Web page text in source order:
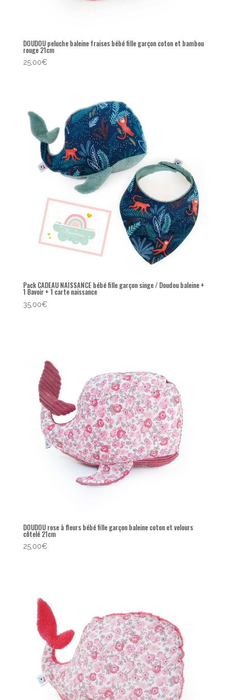
DOUDOU peluche baleine fraises bébé fille garçon coton et bambou
rouge 21cm
25,00€
Pack CADEAU NAISSANCE bébé fille garçon singe / Doudou baleine +
1 Bavoir + 1 carte naissance
35,00€
DOUDOU rose à fleurs bébé fille garçon baleine coton et velours
côtelé 21cm
25,00€